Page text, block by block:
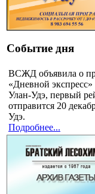
Событие дня
ВСЖД объявила о
«Дневной
Улан-Удэ, первый
отправится 20
Удэ.
Подробнее...